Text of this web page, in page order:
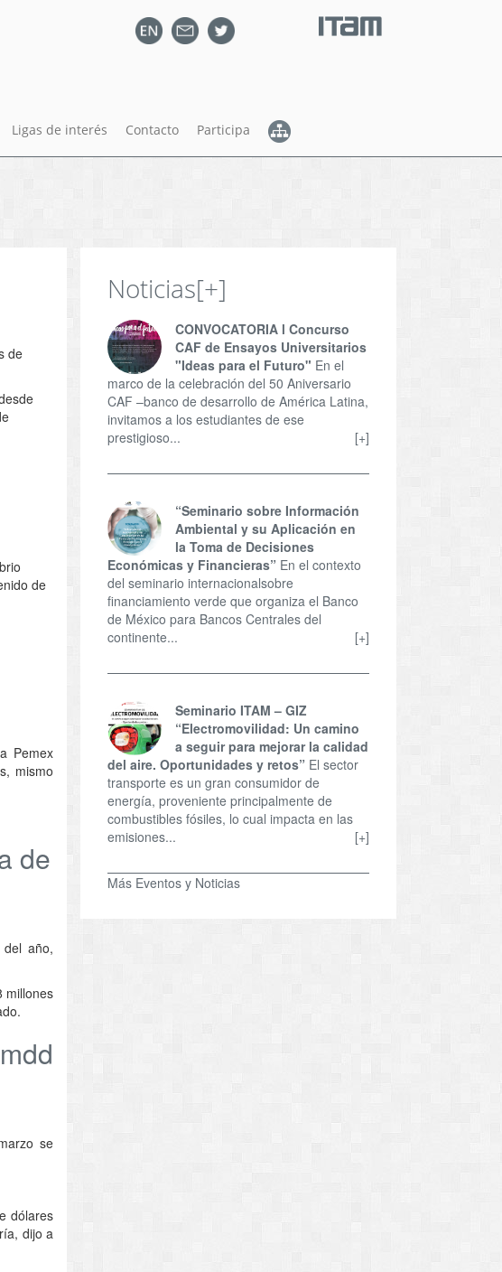
Ligas de interés Contacto Participa
de
de
Pemex
mismo
de
año,
millones
se
dólares
dijo a
Noticias[+]
CONVOCATORIA l Concurso
CAF de Ensayos Universitarios
"Ideas para el Futuro" En el
marco de la celebración del 50 Aniversario
CAF –banco de desarrollo de América Latina,
invitamos a los estudiantes de ese
prestigioso...
[+]
“Seminario sobre Información
Ambiental y su Aplicación en
la Toma de Decisiones
Económicas y Financieras” En el contexto
del seminario internacionalsobre
financiamiento verde que organiza el Banco
de México para Bancos Centrales del
continente...
[+]
Seminario ITAM – GIZ
“Electromovilidad: Un camino
a seguir para mejorar la calidad
del aire. Oportunidades y retos” El sector
transporte es un gran consumidor de
energía, proveniente principalmente de
combustibles fósiles, lo cual impacta en las
emisiones...
[+]
Más Eventos y Noticias